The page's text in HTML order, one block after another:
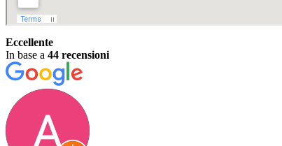
Eccellente
In base a 44 recensioni